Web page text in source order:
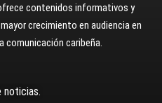
contenidos informativos y
crecimiento en audiencia en
comunicación caribeña.
noticias.